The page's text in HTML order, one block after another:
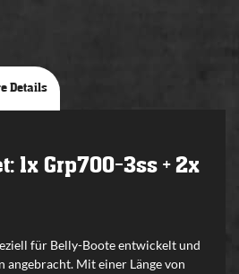
Details
1x Grp700-3ss + 2x
für Belly-Boote entwickelt und
angebracht. Mit einer Länge von